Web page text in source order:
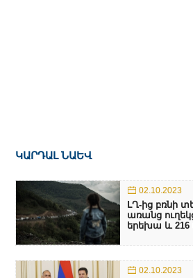
ԿԱՐԴԱԼ ՆԱԵՎ
02.10.2023
ԼՂ-ից բռնի
առանց
երեխա և 216
02.10.2023